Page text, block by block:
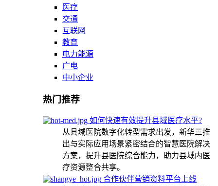
医疗
交通
互联网
教育
电力能源
广电
中小企业
热门推荐
如何快速有效提升县域医疗水平?
从县域医院数字化转型需求出发，新华三推
出与实际应用场景紧密结合的智慧医院解决
方案，提升县医院综合能力，助力县域内医
疗资源整合共享。
合作伙伴营销资料平台上线